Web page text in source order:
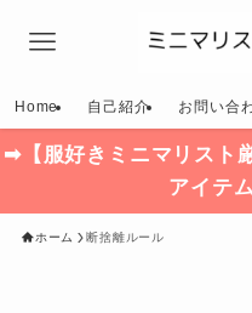
Home 自己紹介 お問い合
➡【服好きミニマリスト
アイテ
ホーム 断捨離ルール